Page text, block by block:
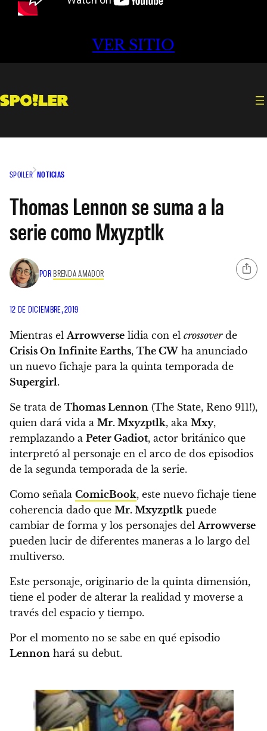
VER SITIO
SPOILER NOTICIAS
Thomas Lennon se suma a la
serie como Mxyzptlk
POR BRENDA AMADOR
12 DE DICIEMBRE, 2019
Mientras el Arrowverse lidia con el crossoverde
Crisis On Infinite Earths, The CW ha anunciado
un nuevo fichaje para la quinta temporada de
Supergirl.
Se trata de Thomas Lennon (The State, Reno 911!),
quien dará vida a Mr. Mxyzptlk, aka Mxy,
remplazando a Peter Gadiot, actor británico que
interpretó al personaje en el arco de dos episodios
de la segunda temporada de la serie.
Como señala ComicBook, este nuevo fichaje tiene
coherencia dado que Mr. Mxyzptlk puede
cambiar de forma y los personajes del Arrowverse
pueden lucir de diferentes maneras a lo largo del
multiverso.
Este personaje, originario de la quinta dimensión,
tiene el poder de alterar la realidad y moverse a
través del espacio y tiempo.
Por el momento no se sabe en qué episodio
Lennon hará su debut.